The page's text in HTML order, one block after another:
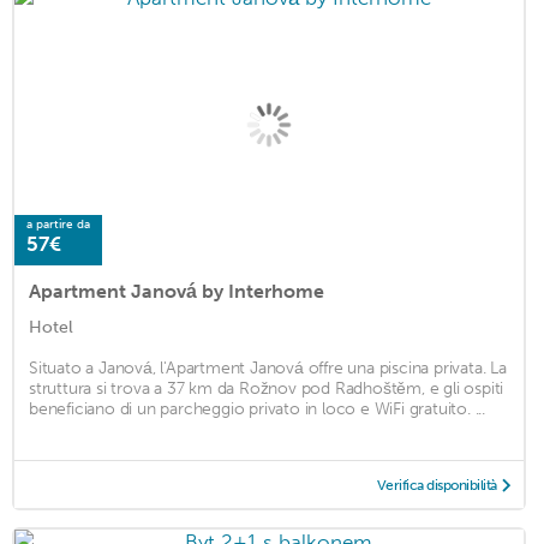
a partire da
57€
Apartment Janová by Interhome
Hotel
Situato a Janová, l'Apartment Janová offre una piscina privata. La
struttura si trova a 37 km da Rožnov pod Radhoštěm, e gli ospiti
beneficiano di un parcheggio privato in loco e WiFi gratuito. ...
Verifica disponibilità